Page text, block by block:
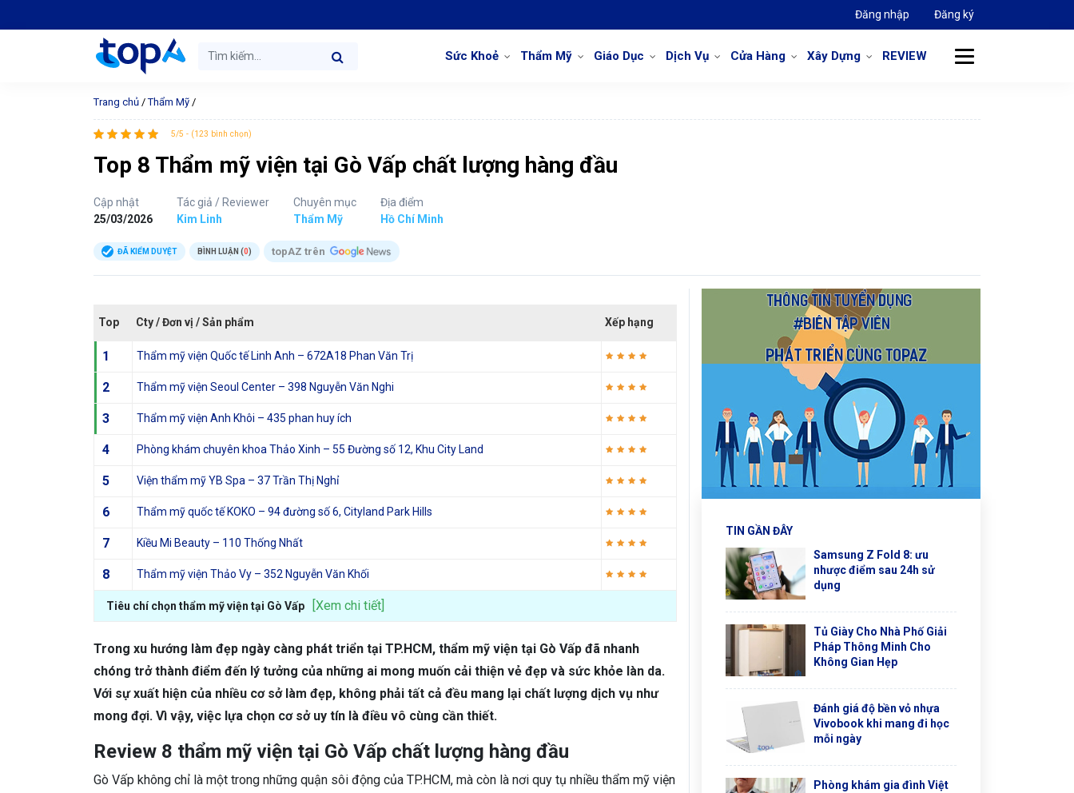
Đăng nhập Đăng ký
Sức Khoẻ Thẩm Mỹ Giáo Dục Dịch Vụ Cửa Hàng Xây Dựng REVIEW
Trang chủ /Thẩm Mỹ /
5/5 - (123 bình chọn)
Top 8 Thẩm mỹ viện tại Gò Vấp chất lượng hàng đầu
Cập nhật
25/03/2026
Tác giả / Reviewer
Kim Linh
Chuyên mục
Thẩm Mỹ
Địa điểm
Hồ Chí Minh
ĐÃ KIỂM DUYỆT BÌNH LUẬN (0) topAZ trên
Top Cty / Đơn vị / Sản phẩm Xếp hạng
1 Thẩm mỹ viện Quốc tế Linh Anh – 672A18 Phan Văn Trị
2 Thẩm mỹ viện Seoul Center – 398 Nguyễn Văn Nghi
3 Thẩm mỹ viện Anh Khôi – 435 phan huy ích
4 Phòng khám chuyên khoa Thảo Xinh – 55 Đường số 12, Khu City Land
5 Viện thẩm mỹ YB Spa – 37 Trần Thị Nghỉ
6 Thẩm mỹ quốc tế KOKO – 94 đường số 6, Cityland Park Hills
7 Kiều Mi Beauty – 110 Thống Nhất
8 Thẩm mỹ viện Thảo Vy – 352 Nguyễn Văn Khối
Tiêu chí chọn thẩm mỹ viện tại Gò Vấp [Xem chi tiết]
Trong xu hướng làm đẹp ngày càng phát triển tại TP.HCM, thẩm mỹ viện tại Gò Vấp đã nhanh
chóng trở thành điểm đến lý tưởng của những ai mong muốn cải thiện vẻ đẹp và sức khỏe làn da.
Với sự xuất hiện của nhiều cơ sở làm đẹp, không phải tất cả đều mang lại chất lượng dịch vụ như
mong đợi. Vì vậy, việc lựa chọn cơ sở uy tín là điều vô cùng cần thiết.
Review 8 thẩm mỹ viện tại Gò Vấp chất lượng hàng đầu
Gò Vấp không chỉ là một trong những quận sôi động của TP.HCM, mà còn là nơi quy tụ nhiều thẩm mỹ viện
TIN GẦN ĐÂY
Samsung Z Fold 8: ưu
nhược điểm sau 24h sử
dụng
Tủ Giày Cho Nhà Phố Giải
Pháp Thông Minh Cho
Không Gian Hẹp
Đánh giá độ bền vỏ nhựa
Vivobook khi mang đi học
mỗi ngày
Phòng khám gia đình Việt